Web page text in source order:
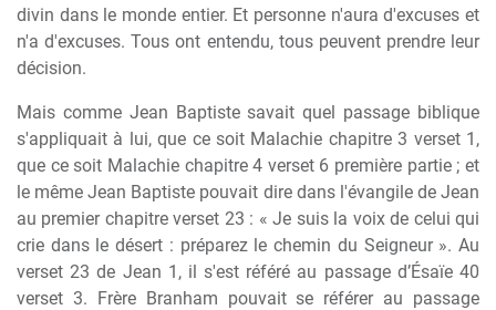
divin dans le monde entier. Et personne n'aura d'excuses et
n'a d'excuses. Tous ont entendu, tous peuvent prendre leur
décision.
Mais comme Jean Baptiste savait quel passage biblique
s'appliquait à lui, que ce soit Malachie chapitre 3 verset 1,
que ce soit Malachie chapitre 4 verset 6 première partie ; et
le même Jean Baptiste pouvait dire dans l'évangile de Jean
au premier chapitre verset 23 : « Je suis la voix de celui qui
crie dans le désert : préparez le chemin du Seigneur ». Au
verset 23 de Jean 1, il s'est référé au passage d’Ésaïe 40
verset 3. Frère Branham pouvait se référer au passage